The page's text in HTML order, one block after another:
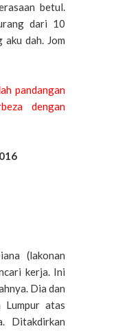
betul.
dari 10
dah. Jom
pandangan
dengan
(lakonan
kerja. Ini
Dia dan
Lumpur atas
Ditakdirkan